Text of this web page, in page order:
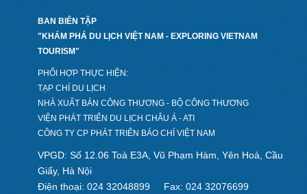
BAN BIÊN TẬP
"KHÁM PHÁ DU LỊCH VIỆT NAM - EXPLORING VIETNAM
TOURISM"
PHỐI HỢP THỰC HIỆN:
TẠP CHÍ DU LỊCH
NHÀ XUẤT BẢN CÔNG THƯƠNG - BỘ CÔNG THƯƠNG
VIỆN PHÁT TRIỂN DU LỊCH CHÂU Á - ATI
CÔNG TY CP PHÁT TRIỂN BÁO CHÍ VIỆT NAM
VPGD: Số 12.06 Toà E3A, Vũ Phạm Hàm, Yên Hoà, Cầu
Giấy, Hà Nội
Điện thoại: 024 32048899
Fax: 024 32076699